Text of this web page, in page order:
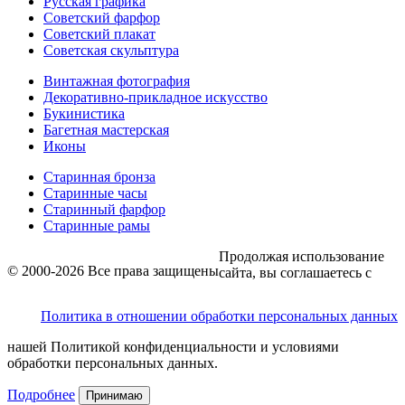
Советский фарфор
Советский плакат
Советская скульптура
Винтажная фотография
Декоративно-прикладное искусство
Букинистика
Багетная мастерская
Иконы
Старинная бронза
Старинные часы
Старинный фарфор
Старинные рамы
© 2000-2026 Все права защищены
Политика в отношении обработки персональных данных
Продолжая использование
сайта, вы соглашаетесь с
нашей Политикой конфиденциальности и условиями
обработки персональных данных.
Подробнее Принимаю